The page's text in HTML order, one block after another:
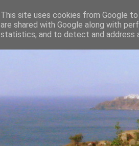
This site uses cookies from Google
are shared with Google along with
statistics, and to detect and address